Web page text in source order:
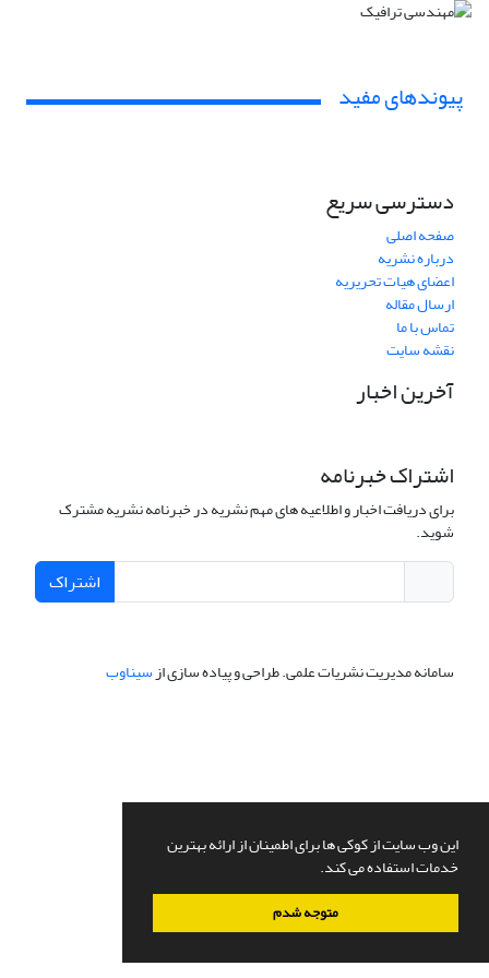
این وب سایت از کوکی ها برای اطمینان از ارائه بهترین
خدمات استفاده می کند.
متوجه شدم
پیوندهای مفید
دسترسی سریع
صفحه اصلی
درباره نشریه
اعضای هیات تحریریه
ارسال مقاله
تماس با ما
نقشه سایت
آخرین اخبار
اشتراک خبرنامه
برای دریافت اخبار و اطلاعیه های مهم نشریه در خبرنامه نشریه مشترک
شوید.
اشتراک
سامانه مدیریت نشریات علمی.طراحی و پیاده سازی ازسیناوب